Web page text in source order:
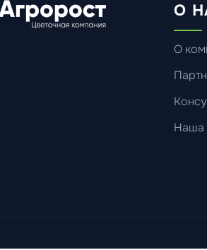
О
О
Наша